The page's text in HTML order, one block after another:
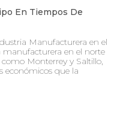
En Tiempos De
Manufacturera en el
en el norte
Monterrey y Saltillo,
económicos que la